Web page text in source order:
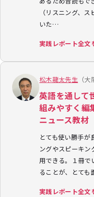
（リスニング、
いた…
実践レポート全
松木龍太先生 （
英語を通して
組みやすく編
ニュース教材
とても使い勝手が
ングやスピーキン
用できる。１冊で
ることが、とても
実践レポート全